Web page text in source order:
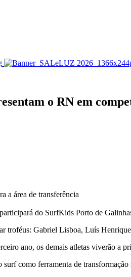
o RN em
a área de transferência
do SurfKids Porto de
troféus: Gabriel Lisboa, Luís
ano, os demais atletas viverão a
como ferramenta de